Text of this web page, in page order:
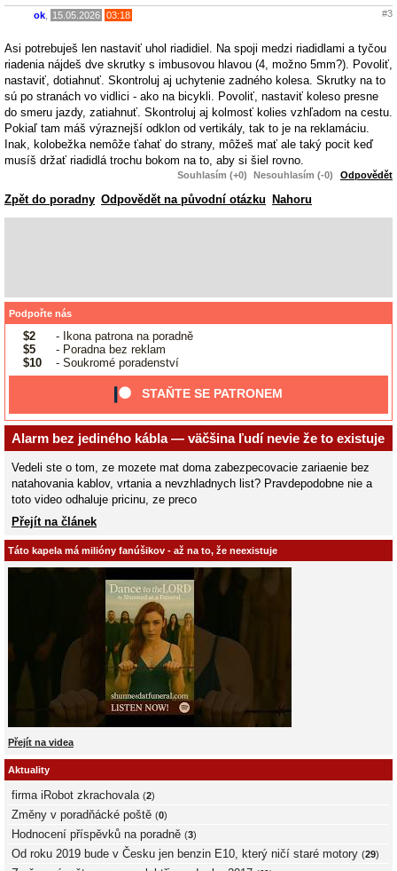
ok 15.05.2026 03:18 #3
Asi potrebuješ len nastaviť uhol riadidiel. Na spoji medzi riadidlami a tyčou
riadenia nájdeš dve skrutky s imbusovou hlavou (4, možno 5mm?). Povoliť,
nastaviť, dotiahnuť. Skontroluj aj uchytenie zadného kolesa. Skrutky na to
sú po stranách vo vidlici - ako na bicykli. Povoliť, nastaviť koleso presne
do smeru jazdy, zatiahnuť. Skontroluj aj kolmosť kolies vzhľadom na cestu.
Pokiaľ tam máš výraznejší odklon od vertikály, tak to je na reklamáciu.
Inak, kolobežka nemôže ťahať do strany, môžeš mať ale taký pocit keď
musíš držať riadidlá trochu bokom na to, aby si šiel rovno.
Souhlasím (+0) Nesouhlasím (-0) Odpovědět
Zpět do poradny Odpovědět na původní otázku Nahoru
Podpořte nás
$2
- Ikona patrona na poradně
$5
- Poradna bez reklam
$10
- Soukromé poradenství
STAŇTE SE PATRONEM
Alarm bez jediného kábla — väčšina ľudí nevie že to existuje
Vedeli ste o tom, ze mozete mat doma zabezpecovacie zariaenie bez
natahovania kablov, vrtania a nevzhladnych list? Pravdepodobne nie a
toto video odhaluje pricinu, ze preco
Přejít na článek
Táto kapela má milióny fanúšikov - až na to, že neexistuje
Přejít na videa
Aktuality
firma iRobot zkrachovala (2)
Změny v poradňácké poště (0)
Hodnocení příspěvků na poradně (3)
Od roku 2019 bude v Česku jen benzin E10, který ničí staré motory (29)